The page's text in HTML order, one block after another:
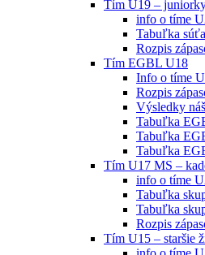
Tím U19 –
info o tíme
Tabuľka
Rozpis
Tím EGBL U18
Info o tíme
Rozpis
Výsledky
Tabuľka
Tabuľka
Tabuľka
Tím U17 MS –
info o tíme
Tabuľka
Tabuľka
Rozpis
Tím U15 – staršie